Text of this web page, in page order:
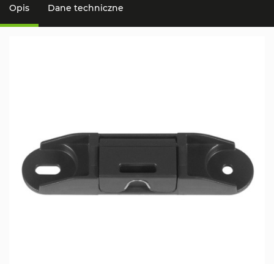
Opis Dane techniczne